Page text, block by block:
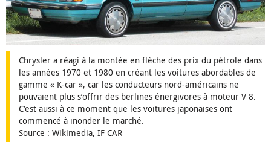
Chrysler a réagi à la montée en flèche des prix du pétrole dans
les années 1970 et 1980 en créant les voitures abordables de
gamme « K-car », car les conducteurs nord-américains ne
pouvaient plus s’offrir des berlines énergivores à moteur V 8.
C’est aussi à ce moment que les voitures japonaises ont
commencé à inonder le marché.
Source : Wikimedia, IF CAR